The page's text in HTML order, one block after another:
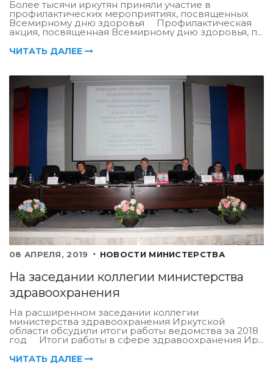
Более тысячи иркутян приняли участие в
профилактических мероприятиях, посвященных
Всемирному дню здоровья Профилактическая
акция, посвященная Всемирному дню здоровья, п...
ЧИТАТЬ ДАЛЕЕ
08 АПРЕЛЯ, 2019 НОВОСТИ МИНИСТЕРСТВА
На заседании коллегии министерства
здравоохранения
На расширенном заседании коллегии
министерства здравоохранения Иркутской
области обсудили итоги работы ведомства за 2018
год Итоги работы в сфере здравоохранения Ир...
ЧИТАТЬ ДАЛЕЕ